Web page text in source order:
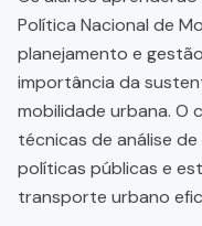
Política Nacional de
planejamento e
importância da
mobilidade urbana. O
técnicas de análise
políticas públicas e
transporte urbano